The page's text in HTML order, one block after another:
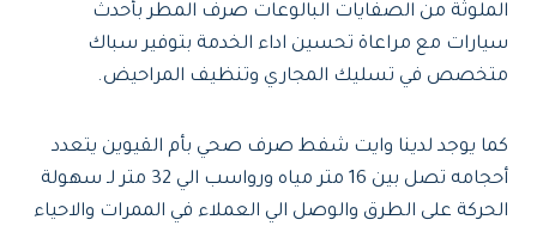
الملوثة من الصفايات البالوعات صرف المطر بأحدث
سيارات مع مراعاة تحسين اداء الخدمة بتوفير سباك
متخصص في تسليك المجاري وتنظيف المراحيض.
كما يوجد لدينا وايت شفط صرف صحي بأم القيوين يتعدد
أحجامه تصل بين 16 متر مياه ورواسب الي 32 متر لـ سهولة
الحركة على الطرق والوصل الي العملاء في الممرات والاحياء